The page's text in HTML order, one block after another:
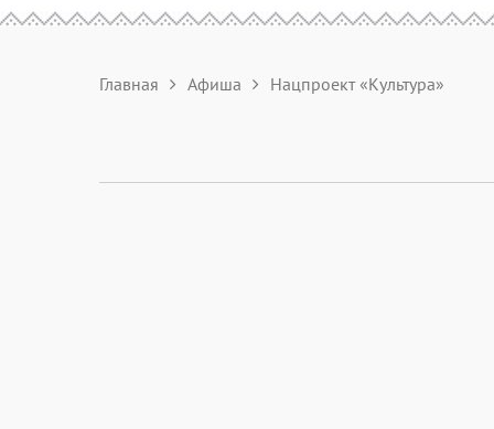
Главная Афиша Нацпроект «Культура»